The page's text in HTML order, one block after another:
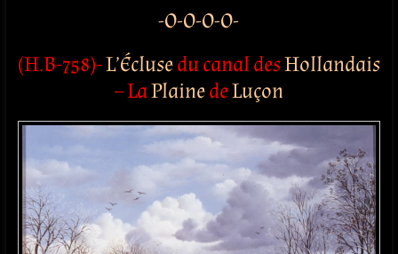
-O-O-O-O-
(H.B-758)-L’Éclusedu canal desHollandais
–LaPlainedeLuçon